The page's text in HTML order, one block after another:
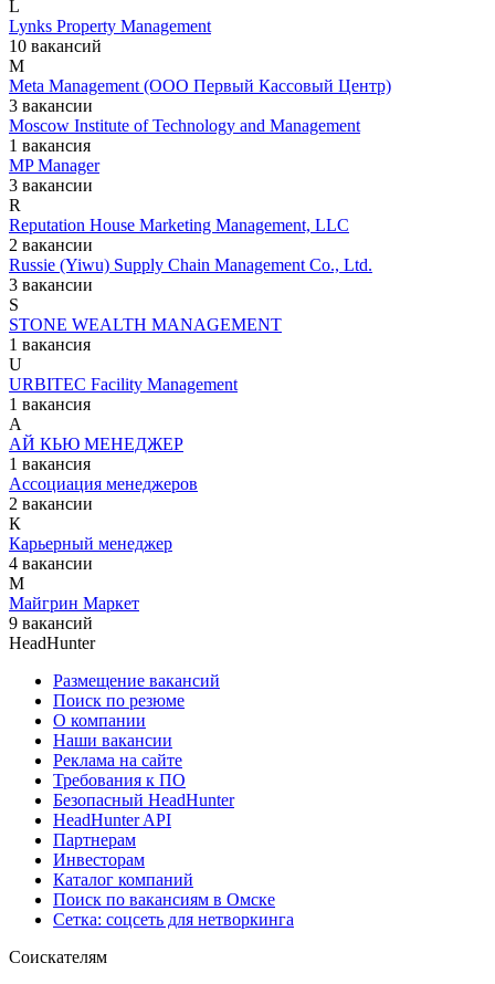
L
Lynks Property Management
10 вакансий
M
Meta Management (ООО Первый Кассовый Центр)
3 вакансии
Moscow Institute of Technology and Management
1 вакансия
MP Manager
3 вакансии
R
Reputation House Marketing Management, LLC
2 вакансии
Russie (Yiwu) Supply Chain Management Co., Ltd.
3 вакансии
S
STONE WEALTH MANAGEMENT
1 вакансия
U
URBITEC Facility Management
1 вакансия
А
АЙ КЬЮ МЕНЕДЖЕР
1 вакансия
Ассоциация менеджеров
2 вакансии
К
Карьерный менеджер
4 вакансии
М
Майгрин Маркет
9 вакансий
HeadHunter
Размещение вакансий
Поиск по резюме
О компании
Наши вакансии
Реклама на сайте
Требования к ПО
Безопасный HeadHunter
HeadHunter API
Партнерам
Инвесторам
Каталог компаний
Поиск по вакансиям в Омске
Сетка: соцсеть для нетворкинга
Соискателям